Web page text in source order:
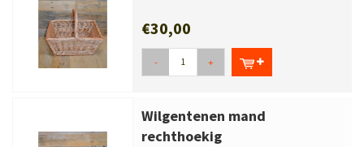
€30,00
- +
Wilgentenen mand
rechthoekig